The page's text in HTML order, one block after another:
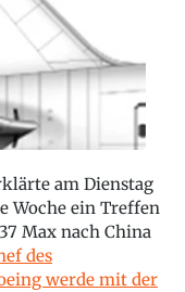
am Dienstag
Woche ein Treffen
Max nach China
des
werde mit der